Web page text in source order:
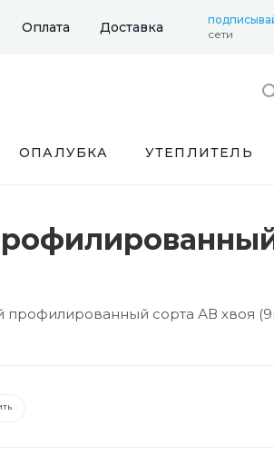
Оплата Доставка
сети
ОПАЛУБКА УТЕПЛИТЕЛЬ
профилированный сорта АВ хвоя